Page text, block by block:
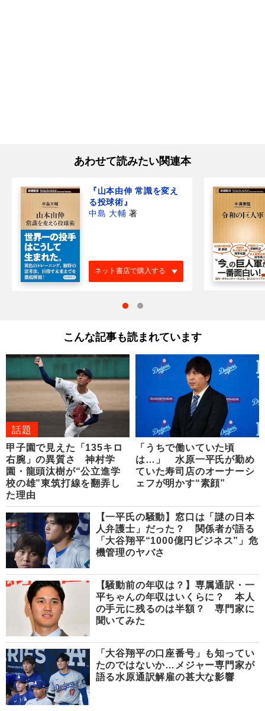
あわせて読みたい関連本
『山本由伸 常識を変え
る投球術』
中島 大輔 著
ネット書店で購入する
こんな記事も読まれています
話題
甲子園で見えた「135キロ
右腕」の異質さ 神村学
園・龍頭汰樹が“公立進学
校の雄”東筑打線を翻弄し
た理由
「うちで働いていた頃
は…」 水原一平氏が勤め
ていた寿司店のオーナーシ
ェフが明かす“素顔”
【一平氏の騒動】窓口は「謎の日本
人弁護士」だった？ 関係者が語る
「大谷翔平“1000億円ビジネス”」危
機管理のヤバさ
【騒動前の年収は？】専属通訳・一
平ちゃんの年収はいくらに？ 本人
の手元に残るのは半額？ 専門家に
聞いてみた
「大谷翔平の口座番号」も知ってい
たのではないか…メジャー専門家が
語る水原通訳解雇の甚大な影響